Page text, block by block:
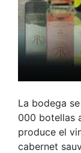
La bodega
000 botellas
produce el
cabernet